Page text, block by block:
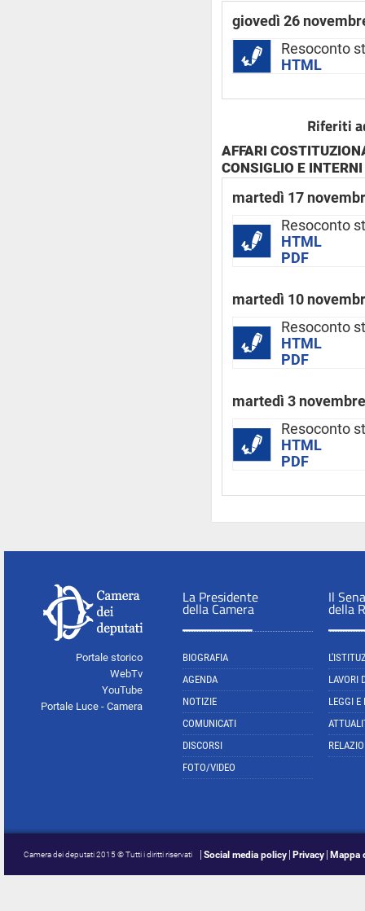
giovedì 26
Resoconto
HTML
Riferiti
AFFARI
CONSIGLIO E
martedì 17
Resoconto
HTML
PDF
martedì 10
Resoconto
HTML
PDF
martedì 3
Resoconto
HTML
PDF
Portale storico
WebTv
YouTube
Portale Luce - Camera
La Presidente
della Camera
BIOGRAFIA
AGENDA
NOTIZIE
COMUNICATI
DISCORSI
FOTO/VIDEO
Il
della
LAVORI
LEGGI E
Camera dei deputati 2015 © Tutti i diritti riservati Social media policy Privacy Mappa